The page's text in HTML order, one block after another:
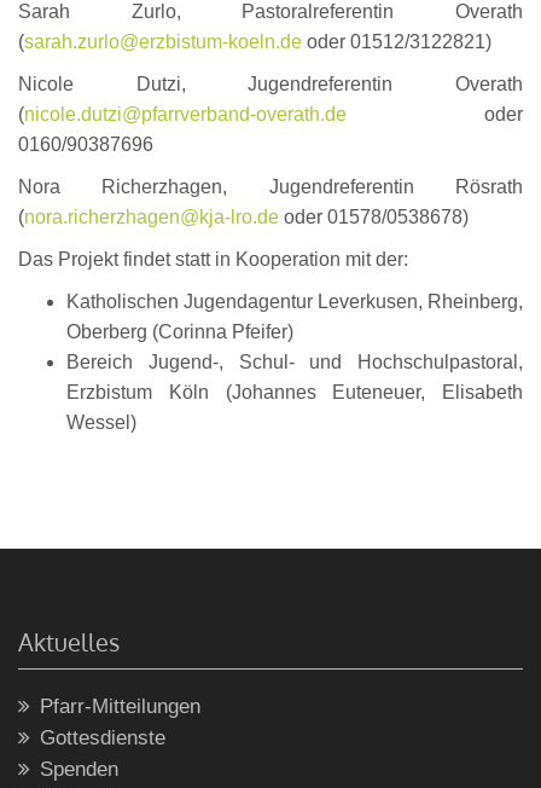
Sarah Zurlo, Pastoralreferentin Overath
(sarah.zurlo@erzbistum-koeln.de oder 01512/3122821)
Nicole Dutzi, Jugendreferentin Overath
(nicole.dutzi@pfarrverband-overath.de oder
0160/90387696
Nora Richerzhagen, Jugendreferentin Rösrath
(nora.richerzhagen@kja-lro.de oder 01578/0538678)
Das Projekt findet statt in Kooperation mit der:
Katholischen Jugendagentur Leverkusen, Rheinberg,
Oberberg (Corinna Pfeifer)
Bereich Jugend-, Schul- und Hochschulpastoral,
Erzbistum Köln (Johannes Euteneuer, Elisabeth
Wessel)
Aktuelles
Pfarr-Mitteilungen
Gottesdienste
Spenden